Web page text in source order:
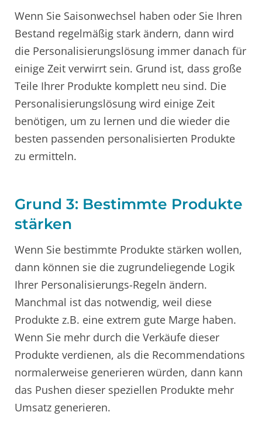
Wenn Sie Saisonwechsel haben oder Sie Ihren
Bestand regelmäßig stark ändern, dann wird
die Personalisierungslösung immer danach für
einige Zeit verwirrt sein. Grund ist, dass große
Teile Ihrer Produkte komplett neu sind. Die
Personalisierungslösung wird einige Zeit
benötigen, um zu lernen und die wieder die
besten passenden personalisierten Produkte
zu ermitteln.
Grund 3: Bestimmte Produkte
stärken
Wenn Sie bestimmte Produkte stärken wollen,
dann können sie die zugrundeliegende Logik
Ihrer Personalisierungs-Regeln ändern.
Manchmal ist das notwendig, weil diese
Produkte z.B. eine extrem gute Marge haben.
Wenn Sie mehr durch die Verkäufe dieser
Produkte verdienen, als die Recommendations
normalerweise generieren würden, dann kann
das Pushen dieser speziellen Produkte mehr
Umsatz generieren.